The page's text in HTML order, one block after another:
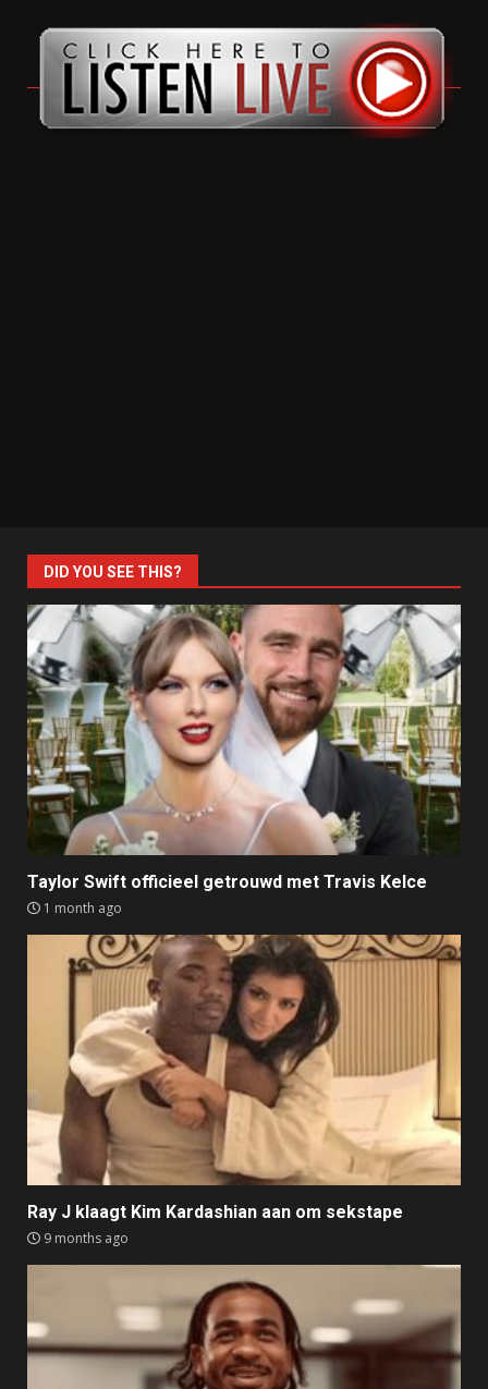
DID YOU SEE THIS?
Taylor Swift officieel getrouwd met Travis Kelce
1 month ago
Ray J klaagt Kim Kardashian aan om sekstape
9 months ago